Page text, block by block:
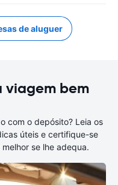
de aluguer
viagem bem
com o depósito? Leia os
úteis e certifique-se
se lhe adequa.